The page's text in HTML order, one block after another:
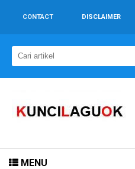
CONTACT DISCLAIMER
MENU